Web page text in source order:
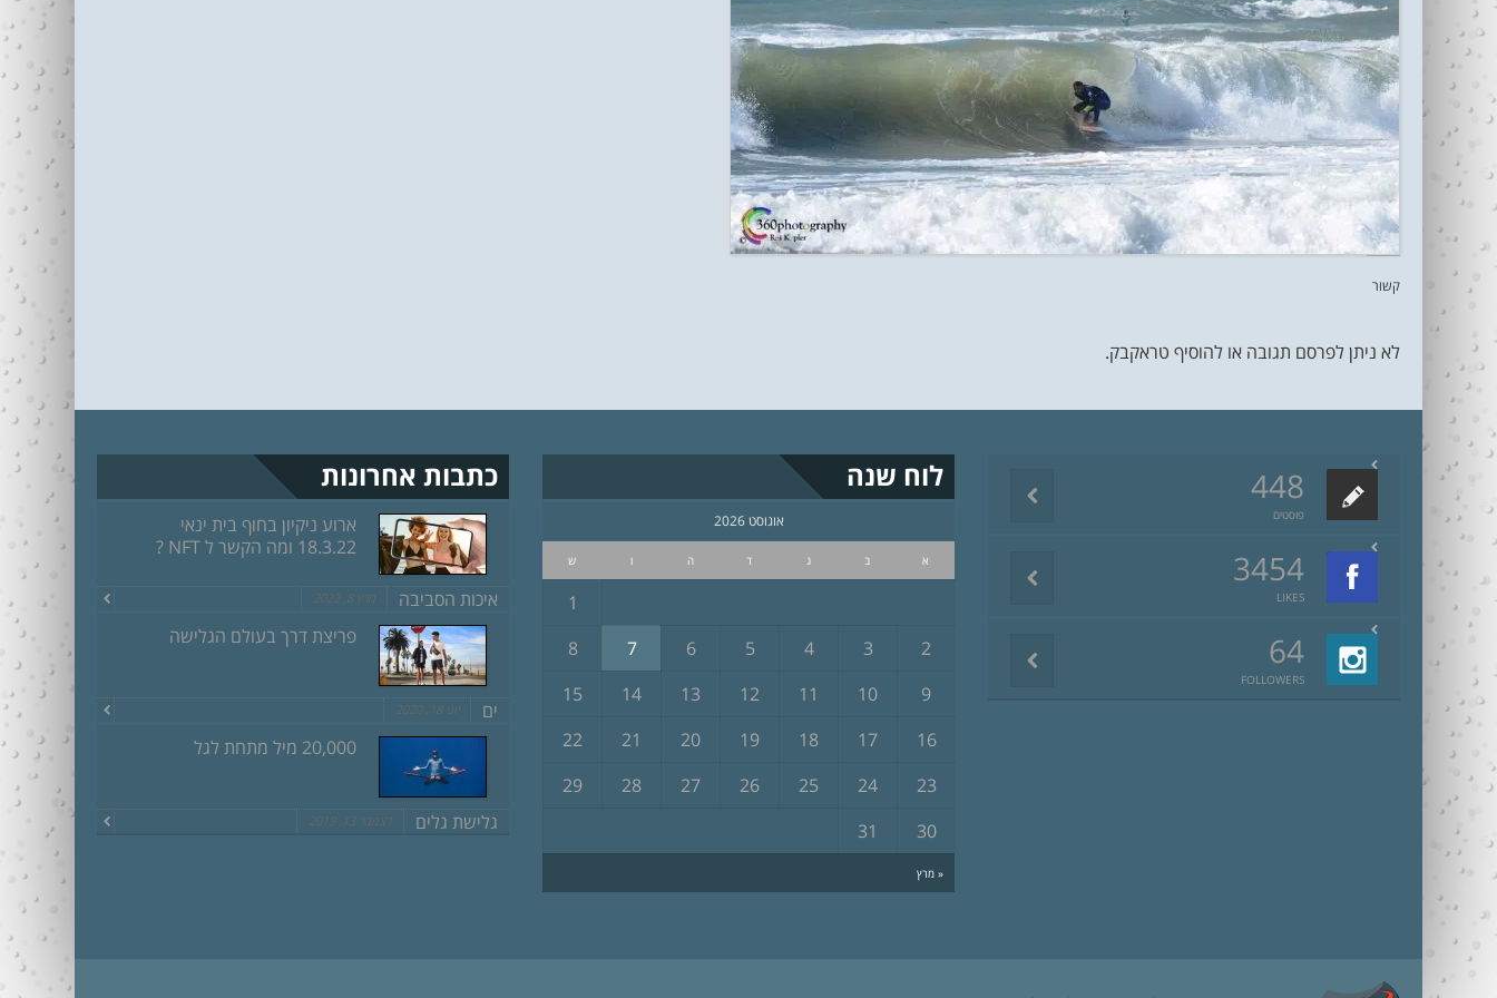
קשור
לא ניתן לפרסם תגובה או להוסיף טראקבק.
448
פוסטים
3454
LIKES
64
FOLLOWERS
לוח שנה
אוגוסט 2026
א ב ג ד ה ו ש
« מרץ
1
2
3
4
5
6
7
8
9
10
11
12
13
14
15
16
17
18
19
20
21
22
23
24
25
26
27
28
29
30
31
כתבות אחרונות
ארוע ניקיון בחוף בית ינאי
18.3.22 ומה הקשר ל NFT ?
איכות הסביבה מרץ 8, 2022
פריצת דרך בעולם הגלישה
ים יוני 18, 2020
20,000 מיל מתחת לגל
גלישת גלים דצמבר 13, 2019